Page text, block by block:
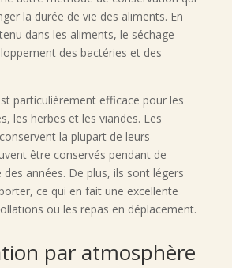
la durée de vie des aliments. En
dans les aliments, le séchage
des bactéries et des
particulièrement efficace pour les
les herbes et les viandes. Les
la plupart de leurs
être conservés pendant de
années. De plus, ils sont légers
ce qui en fait une excellente
ou les repas en déplacement.
par atmosphère